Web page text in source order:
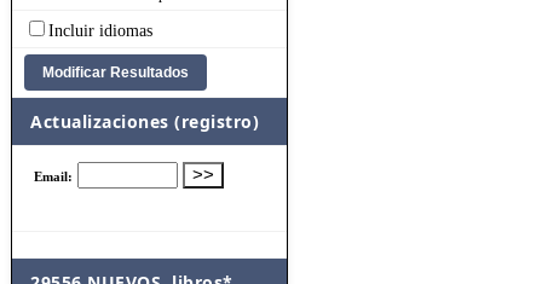
Incluir idiomas
Actualizaciones (registro)